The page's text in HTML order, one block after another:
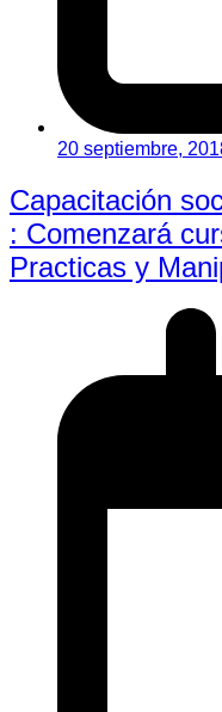
20 septiembre,
Capacitación
: Comenzará
Practicas y